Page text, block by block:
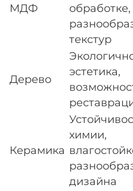
МДФ
обработке,
текстур
Дерево
эстетика,
Керамика
химии,
дизайна